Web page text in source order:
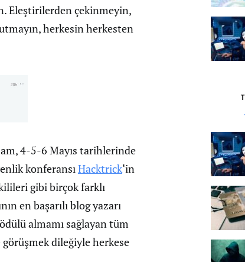
Eleştirilerden çekinmeyin,
herkesin herkesten
4-5-6 Mayıs tarihlerinde
konferansıHacktrick‘in
gibi birçok farklı
en başarılı blog yazarı
almamı sağlayan tüm
dileğiyle herkese